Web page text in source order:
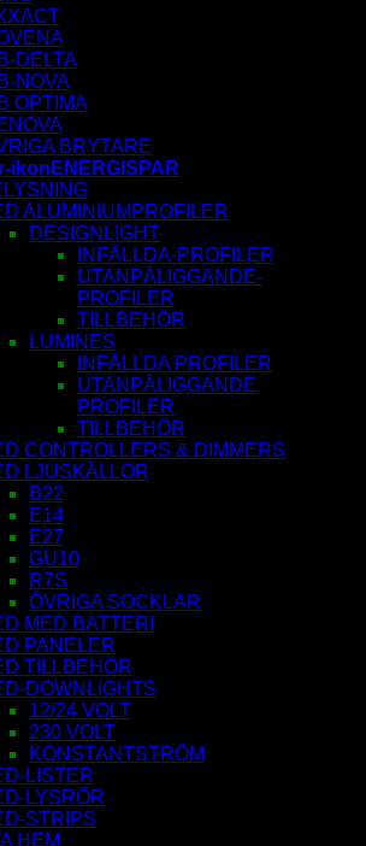
DELTA
NOVA
OPTIMA
BRYTARE
ENERGISPAR
ALUMINIUMPROFILER
DESIGNLIGHT
INFÄLLDA-PROFILER
UTANPÅLIGGANDE-
PROFILER
TILLBEHÖR
LUMINES
INFÄLLDA PROFILER
UTANPÅLIGGANDE
PROFILER
TILLBEHÖR
CONTROLLERS & DIMMERS
LJUSKÄLLOR
B22
E14
E27
GU10
R7S
ÖVRIGA SOCKLAR
MED BATTERI
PANELER
TILLBEHÖR
DOWNLIGHTS
12/24 VOLT
230 VOLT
KONSTANTSTRÖM
LISTER
LYSRÖR
STRIPS
HEM